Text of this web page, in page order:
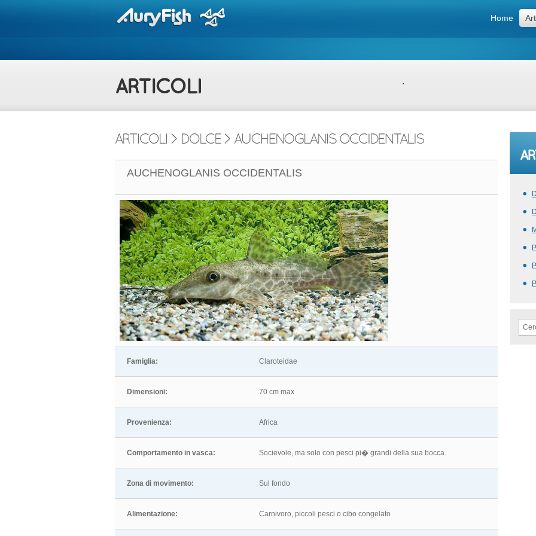
Home
.
AUCHENOGLANIS OCCIDENTALIS
Famiglia: Claroteidae
Dimensioni: 70 cm max
Provenienza: Africa
Comportamento in vasca: Socievole, ma solo con pesci pi� grandi della sua bocca.
Zona di movimento: Sul fondo
Alimentazione: Carnivoro, piccoli pesci o cibo congelato